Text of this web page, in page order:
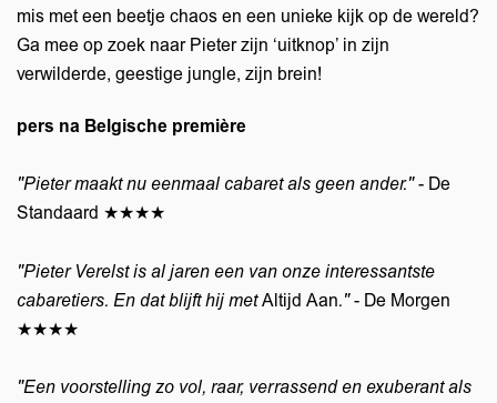
mis met een beetje chaos en een unieke kijk op de wereld?
Ga mee op zoek naar Pieter zijn ‘uitknop’ in zijn
verwilderde, geestige jungle, zijn brein!
pers na Belgische première
"Pieter maakt nu eenmaal cabaret als geen ander."- De
Standaard ★★★★
"Pieter Verelst is al jaren een van onze interessantste
cabaretiers. En dat blijft hij metAltijd Aan."- De Morgen
★★★★
"Een voorstelling zo vol, raar, verrassend en exuberant als